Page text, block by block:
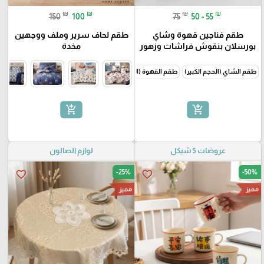
75 ₪ 50 - 55 ₪
طقم فناجين قهوة وشاي
بورسلان بنقوش فراشات وزهور
طقم الشاي (الحجم الكبير) طقم القهوة (الحجم الصغير)
add_shopping_cart
150 ₪ 100 ₪
طقم لحاف سرير وملف ووجهين
مخدة
add_shopping_cart
عروضات 5 شيكل
favorite_border -50%
مميز
لوازم الصالون
favorite_border -25%
مميز